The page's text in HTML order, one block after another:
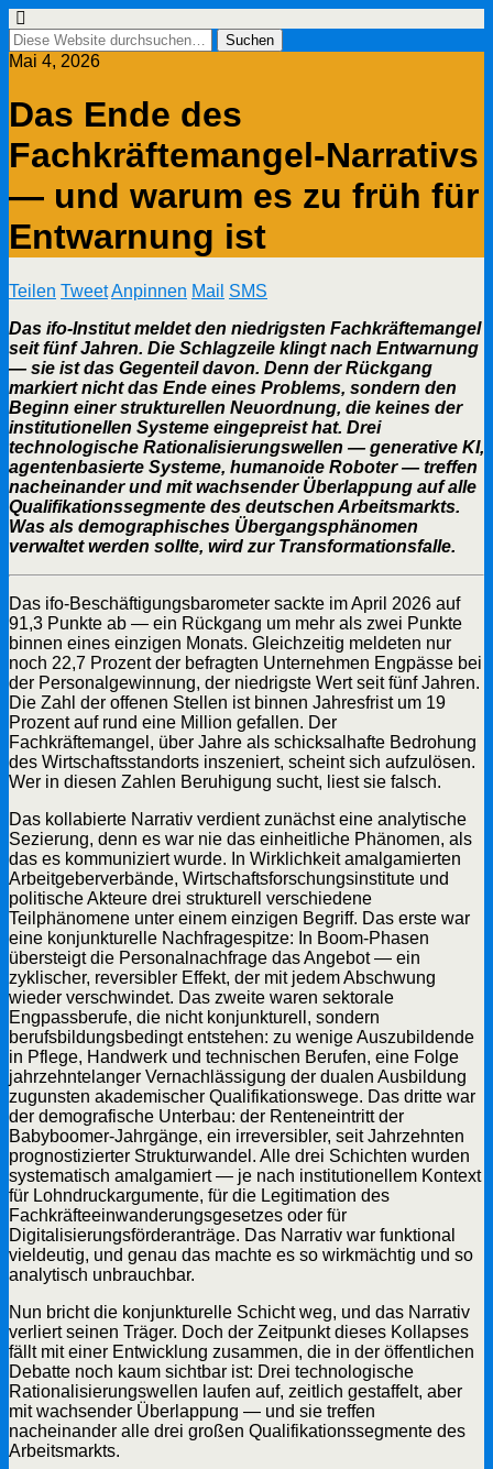
Mai 4, 2026
Das Ende des
Fachkräftemangel-Narrativs
— und warum es zu früh für
Entwarnung ist
Teilen TweetAnpinnen Mail SMS
Das ifo-Institut meldet den niedrigsten Fachkräftemangel
seit fünf Jahren. Die Schlagzeile klingt nach Entwarnung
— sie ist das Gegenteil davon. Denn der Rückgang
markiert nicht das Ende eines Problems, sondern den
Beginn einer strukturellen Neuordnung, die keines der
institutionellen Systeme eingepreist hat. Drei
technologische Rationalisierungswellen — generative KI,
agentenbasierte Systeme, humanoide Roboter — treffen
nacheinander und mit wachsender Überlappung auf alle
Qualifikationssegmente des deutschen Arbeitsmarkts.
Was als demographisches Übergangsphänomen
verwaltet werden sollte, wird zur Transformationsfalle.
Das ifo-Beschäftigungsbarometer sackte im April 2026 auf
91,3 Punkte ab — ein Rückgang um mehr als zwei Punkte
binnen eines einzigen Monats. Gleichzeitig meldeten nur
noch 22,7 Prozent der befragten Unternehmen Engpässe bei
der Personalgewinnung, der niedrigste Wert seit fünf Jahren.
Die Zahl der offenen Stellen ist binnen Jahresfrist um 19
Prozent auf rund eine Million gefallen. Der
Fachkräftemangel, über Jahre als schicksalhafte Bedrohung
des Wirtschaftsstandorts inszeniert, scheint sich aufzulösen.
Wer in diesen Zahlen Beruhigung sucht, liest sie falsch.
Das kollabierte Narrativ verdient zunächst eine analytische
Sezierung, denn es war nie das einheitliche Phänomen, als
das es kommuniziert wurde. In Wirklichkeit amalgamierten
Arbeitgeberverbände, Wirtschaftsforschungsinstitute und
politische Akteure drei strukturell verschiedene
Teilphänomene unter einem einzigen Begriff. Das erste war
eine konjunkturelle Nachfragespitze: In Boom-Phasen
übersteigt die Personalnachfrage das Angebot — ein
zyklischer, reversibler Effekt, der mit jedem Abschwung
wieder verschwindet. Das zweite waren sektorale
Engpassberufe, die nicht konjunkturell, sondern
berufsbildungsbedingt entstehen: zu wenige Auszubildende
in Pflege, Handwerk und technischen Berufen, eine Folge
jahrzehntelanger Vernachlässigung der dualen Ausbildung
zugunsten akademischer Qualifikationswege. Das dritte war
der demografische Unterbau: der Renteneintritt der
Babyboomer-Jahrgänge, ein irreversibler, seit Jahrzehnten
prognostizierter Strukturwandel. Alle drei Schichten wurden
systematisch amalgamiert — je nach institutionellem Kontext
für Lohndruckargumente, für die Legitimation des
Fachkräfteeinwanderungsgesetzes oder für
Digitalisierungsförderanträge. Das Narrativ war funktional
vieldeutig, und genau das machte es so wirkmächtig und so
analytisch unbrauchbar.
Nun bricht die konjunkturelle Schicht weg, und das Narrativ
verliert seinen Träger. Doch der Zeitpunkt dieses Kollapses
fällt mit einer Entwicklung zusammen, die in der öffentlichen
Debatte noch kaum sichtbar ist: Drei technologische
Rationalisierungswellen laufen auf, zeitlich gestaffelt, aber
mit wachsender Überlappung — und sie treffen
nacheinander alle drei großen Qualifikationssegmente des
Arbeitsmarkts.